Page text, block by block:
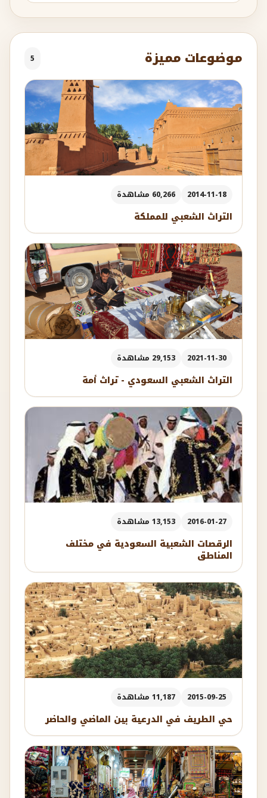
موضوعات مميزة 5
2014-11-18 60,266 مشاهدة
التراث الشعبي للمملكة
2021-11-30 29,153 مشاهدة
التراث الشعبي السعودي - تراث أمة
2016-01-27 13,153 مشاهدة
الرقصات الشعبية السعودية في مختلف
المناطق
2015-09-25 11,187 مشاهدة
حي الطريف في الدرعية بين الماضي والحاضر